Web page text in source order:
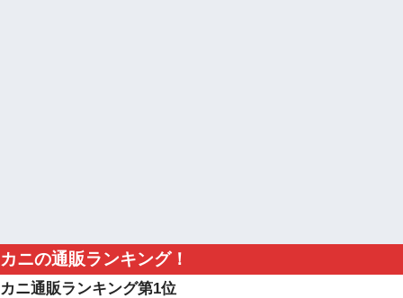
カニの通販ランキング！
カニ通販ランキング第1位